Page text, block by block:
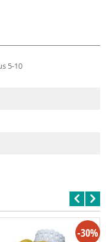
5-10
-30%